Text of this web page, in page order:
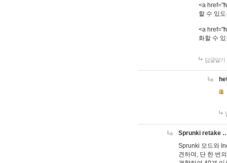
<a href="
할 수 있
<a href="
화할 수
답글달기
Sprunki retake
Sprunki 모드와
견하며, 단 한 번